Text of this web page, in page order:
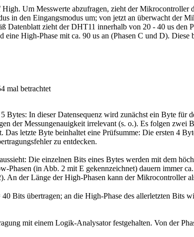
Um Messwerte abzufragen, zieht der
in den Eingangsmodus um; von jetzt an überwacht der
Datenblatt zieht der DHT11 innerhalb von 20 - 40 us den
eine High-Phase mit ca. 90 us an (Phasen C und D).
mal betrachtet
Bytes: In dieser Datensequenz wird zunächst ein Byte
der Messungenauigkeit irrelevant (s. o.). Es folgen
Das letzte Byte beinhaltet eine Prüfsumme: Die ersten 4
zu entdecken.
Die einzelnen Bits eines Bytes werden mit dem
Phasen (in Abb. 2 mit E gekennzeichnet) dauern immer
An der Länge der High-Phasen kann der Mikrocontroller
40 Bits übertragen; an die High-Phase des allerletzten
mit einem Logik-Analysator festgehalten. Von der